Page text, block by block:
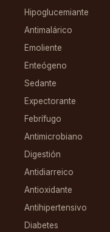
Hipoglucemiante
Antimalárico
Emoliente
Enteógeno
Sedante
Expectorante
Febrífugo
Antimicrobiano
Digestión
Antidiarreico
Antioxidante
Antihipertensivo
Diabetes